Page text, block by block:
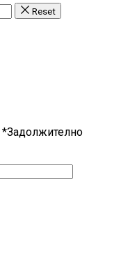
Reset
*Задолжително